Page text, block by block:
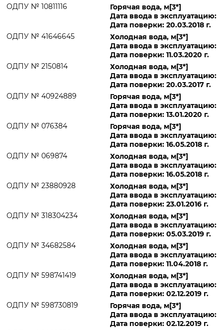
ОДПУ № 10811116
Горячая вода, м[3*]
Дата ввода в эксплуатацию:
Дата поверки: 20.03.2018 г.
ОДПУ № 41646645
Холодная вода, м[3*]
Дата ввода в эксплуатацию:
Дата поверки: 11.03.2020 г.
ОДПУ № 2150814
Холодная вода, м[3*]
Дата ввода в эксплуатацию:
Дата поверки: 20.03.2017 г.
ОДПУ № 40924889
Горячая вода, м[3*]
Дата ввода в эксплуатацию:
Дата поверки: 13.01.2020 г.
ОДПУ № 076384
Горячая вода, м[3*]
Дата ввода в эксплуатацию:
Дата поверки: 16.05.2018 г.
ОДПУ № 069874
Холодная вода, м[3*]
Дата ввода в эксплуатацию:
Дата поверки: 16.05.2018 г.
ОДПУ № 23880928
Холодная вода, м[3*]
Дата ввода в эксплуатацию:
Дата поверки: 23.01.2016 г.
ОДПУ № 318304234
Холодная вода, м[3*]
Дата ввода в эксплуатацию:
Дата поверки: 05.03.2019 г.
ОДПУ № 34682584
Холодная вода, м[3*]
Дата ввода в эксплуатацию:
Дата поверки: 11.04.2018 г.
ОДПУ № 598741419
Холодная вода, м[3*]
Дата ввода в эксплуатацию:
Дата поверки: 02.12.2019 г.
ОДПУ № 598730819
Горячая вода, м[3*]
Дата ввода в эксплуатацию:
Дата поверки: 02.12.2019 г.